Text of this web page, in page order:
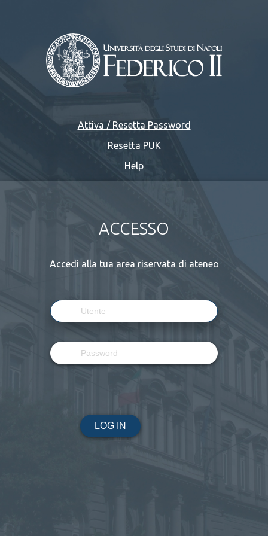
Attiva / Resetta Password
Resetta PUK
Help
ACCESSO
Accedi alla tua area riservata di ateneo